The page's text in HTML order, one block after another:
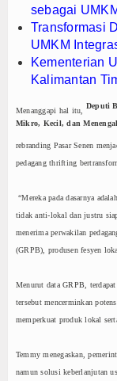
sebagai
Transformasi
UMKM
Kementerian
Kalimantan
Menanggapi hal itu,
Deputi
Mikro, Kecil, dan
rebranding Pasar Senen
pedagang thrifting
“Mereka pada dasarnya
tidak anti-lokal dan justru
menerima perwakilan
(GRPB), produsen fesyen
Menurut data GRPB,
tersebut mencerminkan
memperkuat produk lokal
Temmy menegaskan,
namun solusi keberlanjutan